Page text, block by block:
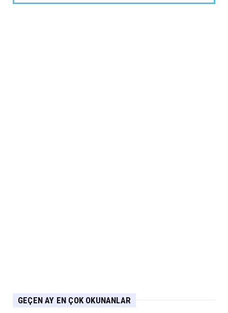
GEÇEN AY EN ÇOK OKUNANLAR